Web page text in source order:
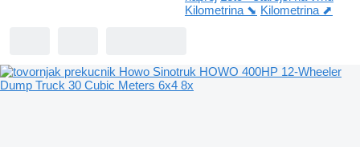
Kilometrina ⬊ Kilometrina ⬈